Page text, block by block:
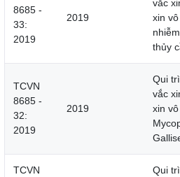
8685 -
33:
2019
2019
vắc
xin
thủy
TCVN
8685 -
32:
2019
2019
Qui
vắc
xin
TCVN
Qui